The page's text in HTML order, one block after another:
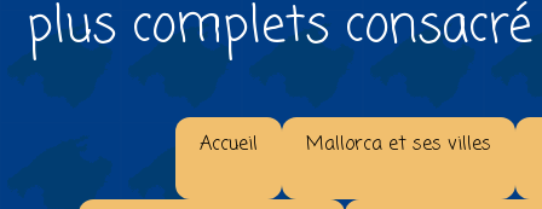
plus complets consacré
Accueil Mallorca et ses villes